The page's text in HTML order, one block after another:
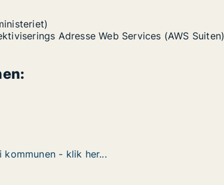
Adresse Web Services (AWS Suiten)
- klik her...